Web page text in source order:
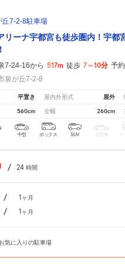
丘7-2-8駐車場
リーナ宇都宮も徒歩圏内！宇都
7-24-16から 517m 徒歩 7～10分 予
泉が丘7-2-8
平置き 屋内外形式 屋外
560cm 全幅 260cm
中型 ボックス SUV 大型車
/ 24 時間
/ 1ヶ月
/ 1ヶ月
気に入りの駐車場